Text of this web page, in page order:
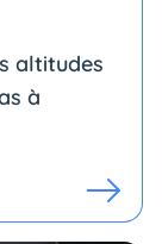
altitudes
à